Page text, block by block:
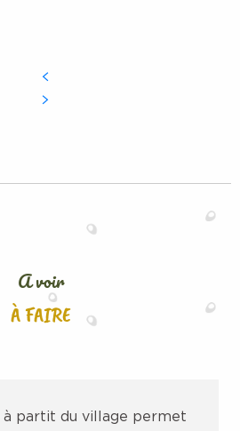
A voir
À FAIRE
à partit du village permet